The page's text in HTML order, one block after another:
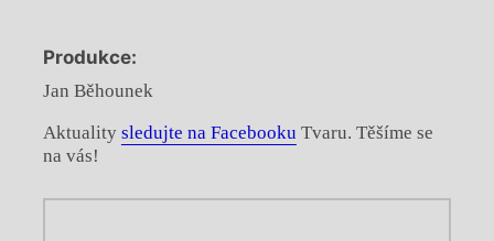
Produkce:
Jan Běhounek
Aktuality sledujte na Facebooku Tvaru. Těšíme se
na vás!